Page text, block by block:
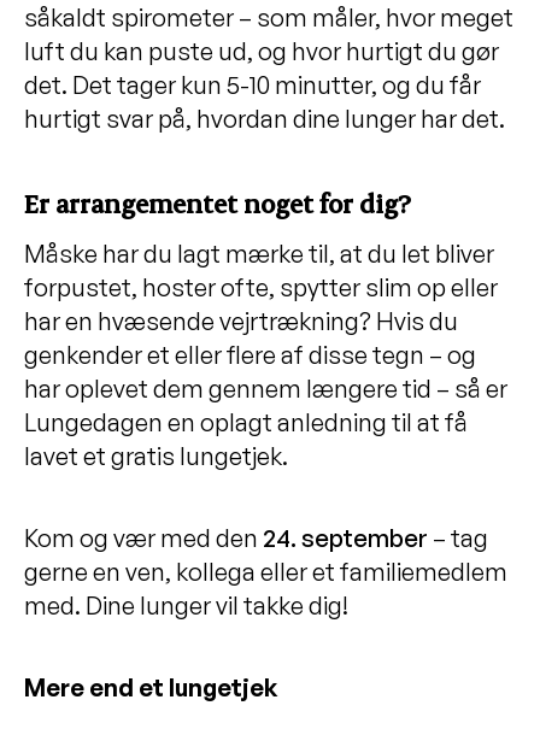
såkaldt spirometer – som måler, hvor meget
luft du kan puste ud, og hvor hurtigt du gør
det. Det tager kun 5-10 minutter, og du får
hurtigt svar på, hvordan dine lunger har det.
Er arrangementet noget for dig?
Måske har du lagt mærke til, at du let bliver
forpustet, hoster ofte, spytter slim op eller
har en hvæsende vejrtrækning? Hvis du
genkender et eller flere af disse tegn – og
har oplevet dem gennem længere tid – så er
Lungedagen en oplagt anledning til at få
lavet et gratis lungetjek.
Kom og vær med den 24. september – tag
gerne en ven, kollega eller et familiemedlem
med. Dine lunger vil takke dig!
Mere end et lungetjek